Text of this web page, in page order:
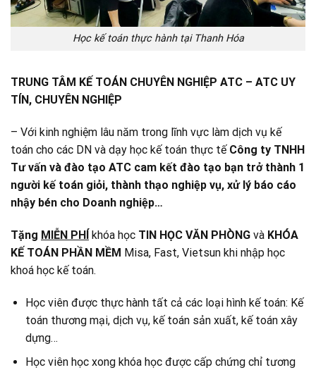
Học kế toán thực hành tại Thanh Hóa
TRUNG TÂM KẾ TOÁN CHUYÊN NGHIỆP ATC – ATC UY
TÍN, CHUYÊN NGHIỆP
– Với kinh nghiệm lâu năm trong lĩnh vực làm dịch vụ kế
toán cho các DN và dạy học kế toán thực tế Công ty TNHH
Tư vấn và đào tạo ATC cam kết đào tạo bạn trở thành 1
người kế toán giỏi, thành thạo nghiệp vụ, xử lý báo cáo
nhậy bén cho Doanh nghiệp…
Tặng MIỄN PHÍ khóa học TIN HỌC VĂN PHÒNG và KHÓA
KẾ TOÁN PHẦN MỀM Misa, Fast, Vietsun khi nhập học
khoá học kế toán.
Học viên được thực hành tất cả các loại hình kế toán: Kế
toán thương mại, dịch vụ, kế toán sản xuất, kế toán xây
dựng…
Học viên học xong khóa học được cấp chứng chỉ tương